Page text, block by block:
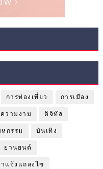
การท่องเที่ยว
การเมือง
ความงาม
ดิจิทัล
กรรม
บันเทิง
ยานยนต์
าแจ้งแถลงไข